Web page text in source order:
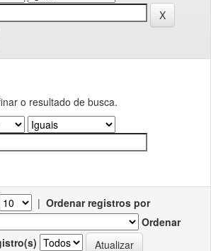
o resultado de busca.
| Ordenar registros por
Ordenar